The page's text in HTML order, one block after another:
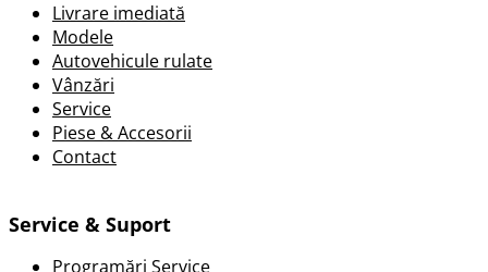
Livrare imediată
Modele
Autovehicule rulate
Vânzări
Service
Piese & Accesorii
Contact
Service & Suport
Programări Service